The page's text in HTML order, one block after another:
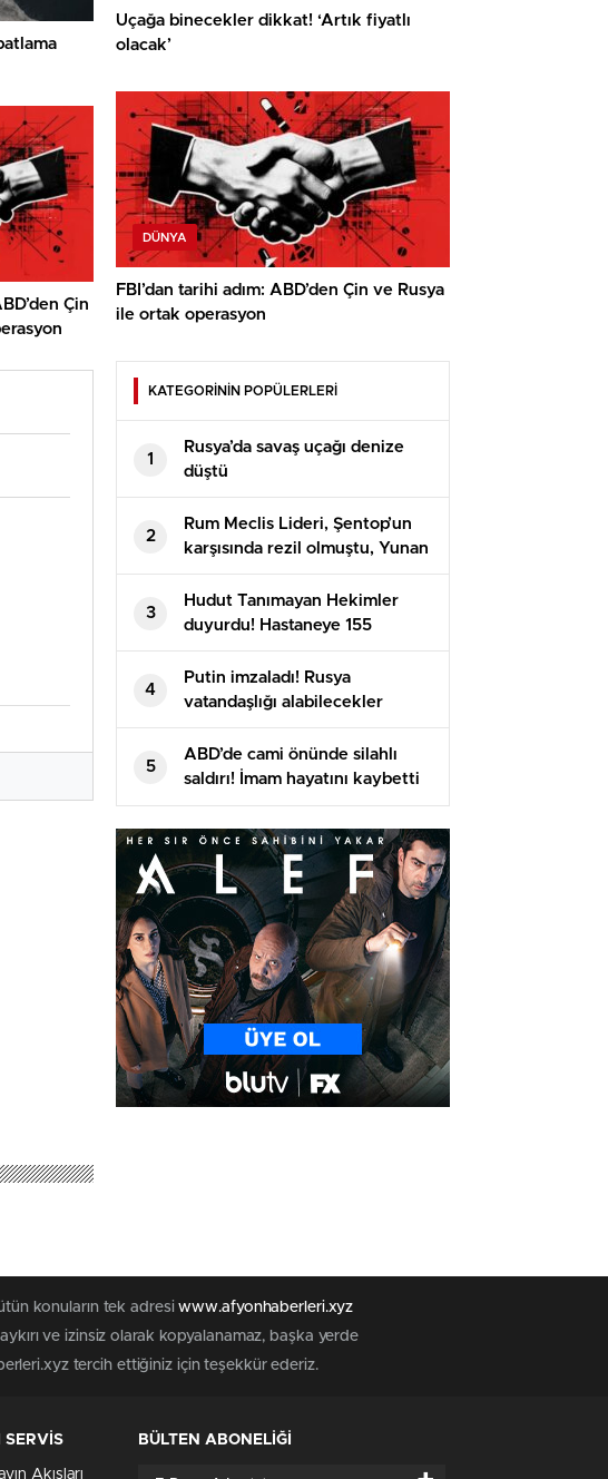
Çin
Uçağa binecekler dikkat! ‘Artık fiyatlı
olacak’
DÜNYA
FBI’dan tarihi adım: ABD’den Çin ve Rusya
ile ortak operasyon
KATEGORİNİN POPÜLERLERİ
1
Rusya’da savaş uçağı denize
düştü
2
Rum Meclis Lideri, Şentop’un
karşısında rezil olmuştu, Yunan
basını isyan etti
3
Hudut Tanımayan Hekimler
duyurdu! Hastaneye 155
meyyit, 357 yaralı getirildi
4
Putin imzaladı! Rusya
vatandaşlığı alabilecekler
5
ABD’de cami önünde silahlı
saldırı! İmam hayatını kaybetti
konuların tek adresiwww.afyonhaberleri.xyz
ve izinsiz olarak kopyalanamaz, başka yerde
tercih ettiğiniz için teşekkür ederiz.
SERVİS
Akışları
BÜLTEN ABONELİĞİ